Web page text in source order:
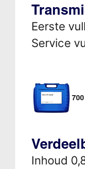
Eerste
Service
Inhoud